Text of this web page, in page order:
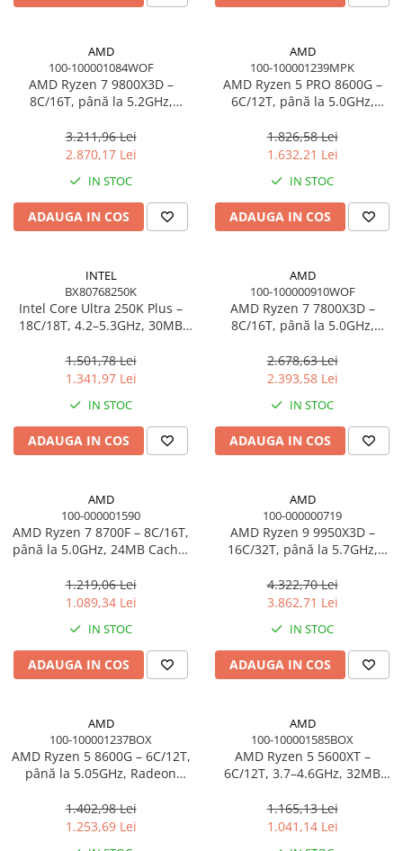
AMD
100-100001084WOF
AMD Ryzen 7 9800X3D –
8C/16T, până la 5.2GHz,
3.211,96 Lei
2.870,17 Lei
IN STOC
ADAUGA IN COS
AMD
100-100001239MPK
AMD Ryzen 5 PRO 8600G –
6C/12T, până la 5.0GHz,
MPK
1.826,58 Lei
1.632,21 Lei
IN STOC
ADAUGA IN COS
INTEL
BX80768250K
Intel Core Ultra 250K Plus –
18C/18T, 4.2–5.3GHz, 30MB
1.501,78 Lei
1.341,97 Lei
IN STOC
ADAUGA IN COS
AMD
100-100000910WOF
AMD Ryzen 7 7800X3D –
8C/16T, până la 5.0GHz,
cooler
2.678,63 Lei
2.393,58 Lei
IN STOC
ADAUGA IN COS
AMD
100-000001590
AMD Ryzen 7 8700F – 8C/16T,
până la 5.0GHz, 24MB Cache,
1.219,06 Lei
1.089,34 Lei
IN STOC
ADAUGA IN COS
AMD
100-000000719
AMD Ryzen 9 9950X3D –
16C/32T, până la 5.7GHz,
4.322,70 Lei
3.862,71 Lei
IN STOC
ADAUGA IN COS
AMD
100-100001237BOX
AMD Ryzen 5 8600G – 6C/12T,
până la 5.05GHz, Radeon
Wraith Stealth
1.402,98 Lei
1.253,69 Lei
AMD
100-100001585BOX
AMD Ryzen 5 5600XT –
6C/12T, 3.7–4.6GHz, 32MB
1.165,13 Lei
1.041,14 Lei